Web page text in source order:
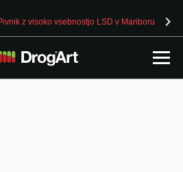
Pivnik z visoko vsebnostjo LSD v